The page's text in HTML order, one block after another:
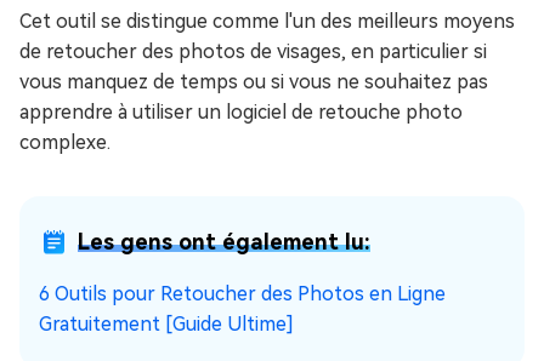
Cet outil se distingue comme l'un des meilleurs moyens
de retoucher des photos de visages, en particulier si
vous manquez de temps ou si vous ne souhaitez pas
apprendre à utiliser un logiciel de retouche photo
complexe.
Les gens ont également lu:
6 Outils pour Retoucher des Photos en Ligne
Gratuitement [Guide Ultime]